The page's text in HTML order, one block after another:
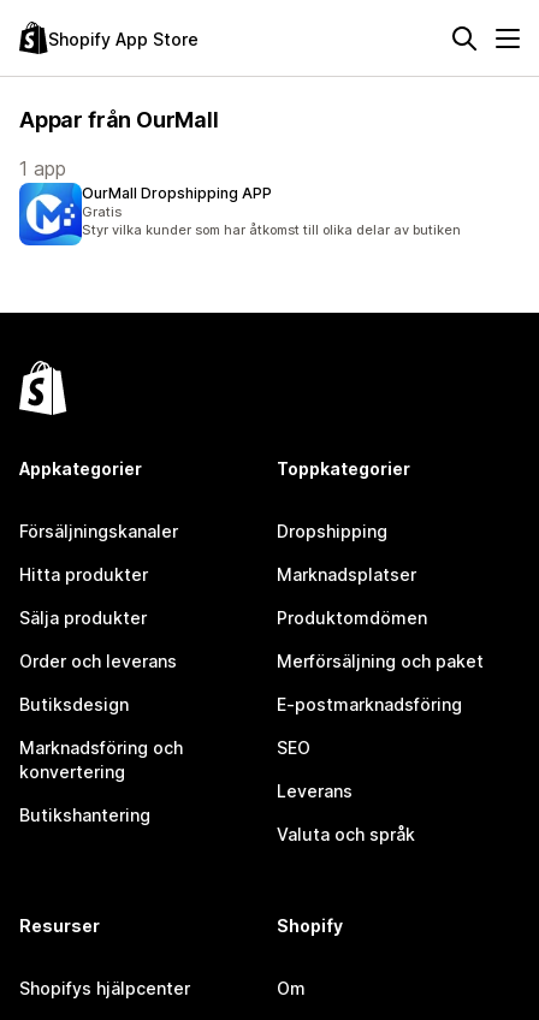
Shopify App Store
Appar från OurMall
1 app
OurMall Dropshipping APP
Gratis
Styr vilka kunder som har åtkomst till olika delar av butiken
Appkategorier
Försäljningskanaler
Hitta produkter
Sälja produkter
Order och leverans
Butiksdesign
Marknadsföring och
konvertering
Butikshantering
Toppkategorier
Dropshipping
Marknadsplatser
Produktomdömen
Merförsäljning och paket
E-postmarknadsföring
SEO
Leverans
Valuta och språk
Resurser
Shopifys hjälpcenter
Shopify
Om